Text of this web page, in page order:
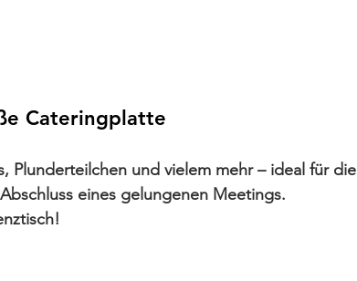
Cateringplatte
Plunderteilchen und vielem mehr – ideal für die
eines gelungenen Meetings.